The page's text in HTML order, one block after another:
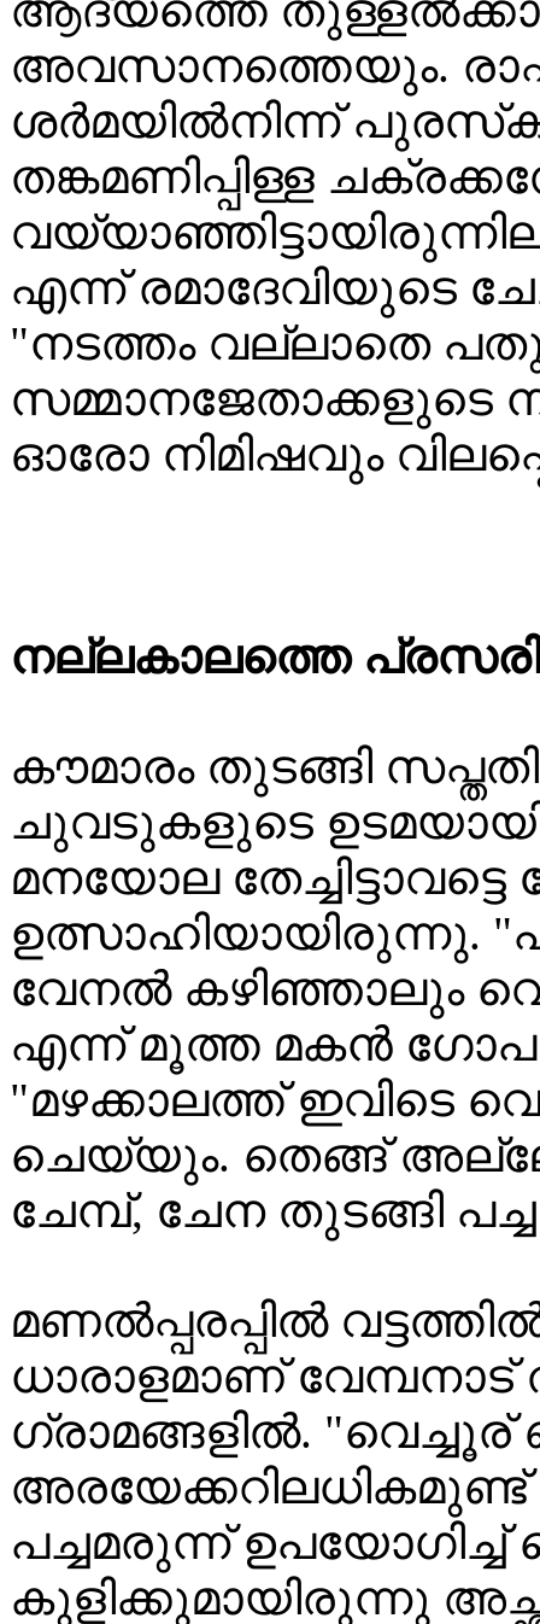
അവസാനത്തെയും.
ശർമയിൽനിന്ന്
തങ്കമണിപ്പിള്ള
എന്ന് രമാദേവിയുടെ
"നടത്തം വല്ലാതെ
സമ്മാനജേതാക്കളുടെ
ഓരോ നിമിഷവും
നല്ലകാലത്തെ
കൗമാരം തുടങ്ങി
ചുവടുകളുടെ
മനയോല
ഉത്സാഹിയായിരുന്നു.
വേനൽ കഴിഞ്ഞാലും
എന്ന് മൂത്ത മകൻ
"മഴക്കാലത്ത് ഇവിടെ
ചെയ്യും. തെങ്ങ്
ചേമ്പ്, ചേന തുടങ്ങി
മണൽപ്പരപ്പിൽ
ധാരാളമാണ്
ഗ്രാമങ്ങളിൽ.
പച്ചമരുന്ന് ഉപയോഗിച്ച്
കുളിക്കുമായിരുന്നു